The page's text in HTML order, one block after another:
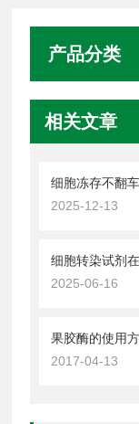
产品分类
相关文章
2025-12-13
细胞转染试剂
2025-06-16
果胶酶的使用
2017-04-13